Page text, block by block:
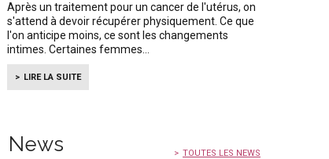
Après un traitement pour un cancer de l'utérus, on
s'attend à devoir récupérer physiquement. Ce que
l'on anticipe moins, ce sont les changements
intimes. Certaines femmes
LIRE LA SUITE
News TOUTES LES NEWS